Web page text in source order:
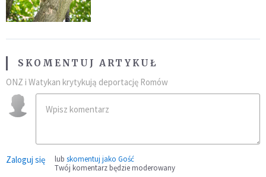
SKOMENTUJ ARTYKUŁ
ONZ i Watykan krytykują deportację Romów
Zaloguj się lub skomentuj jako Gość
Twój komentarz będzie moderowany